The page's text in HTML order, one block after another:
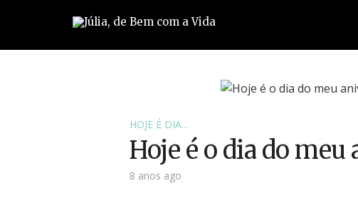
HOJE É DIA...
Hoje é o dia do
8 anos ago